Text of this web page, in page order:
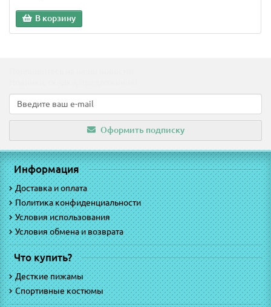
В корзину
Оформить подписку
Информация
Доставка и оплата
Политика конфиденциальности
Условия использования
Условия обмена и возврата
Что купить?
Десткие пижамы
Спортивные костюмы